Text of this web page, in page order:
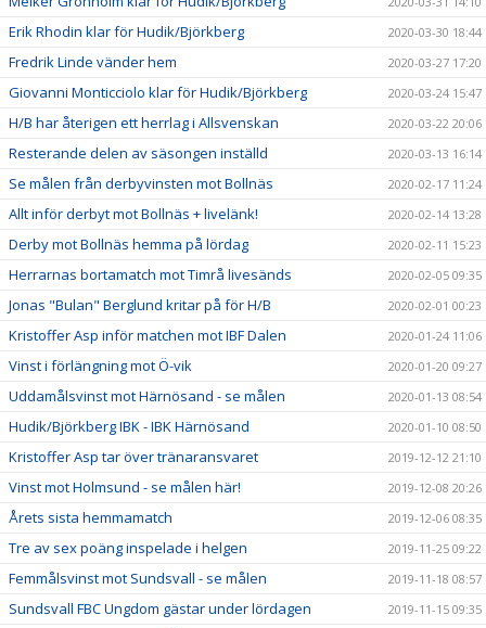
Erik Rhodin klar för Hudik/Björkberg 2020-03-30 18:44
Fredrik Linde vänder hem 2020-03-27 17:20
Giovanni Monticciolo klar för Hudik/Björkberg 2020-03-24 15:47
H/B har återigen ett herrlag i Allsvenskan 2020-03-22 20:06
Resterande delen av säsongen inställd 2020-03-13 16:14
Se målen från derbyvinsten mot Bollnäs 2020-02-17 11:24
Allt inför derbyt mot Bollnäs + livelänk! 2020-02-14 13:28
Derby mot Bollnäs hemma på lördag 2020-02-11 15:23
Herrarnas bortamatch mot Timrå livesänds 2020-02-05 09:35
Jonas "Bulan" Berglund kritar på för H/B 2020-02-01 00:23
Kristoffer Asp inför matchen mot IBF Dalen 2020-01-24 11:06
Vinst i förlängning mot Ö-vik 2020-01-20 09:27
Uddamålsvinst mot Härnösand - se målen 2020-01-13 08:54
Hudik/Björkberg IBK - IBK Härnösand 2020-01-10 08:50
Kristoffer Asp tar över tränaransvaret 2019-12-12 21:10
Vinst mot Holmsund - se målen här! 2019-12-08 20:26
Årets sista hemmamatch 2019-12-06 08:35
Tre av sex poäng inspelade i helgen 2019-11-25 09:22
Femmålsvinst mot Sundsvall - se målen 2019-11-18 08:57
Sundsvall FBC Ungdom gästar under lördagen 2019-11-15 09:35